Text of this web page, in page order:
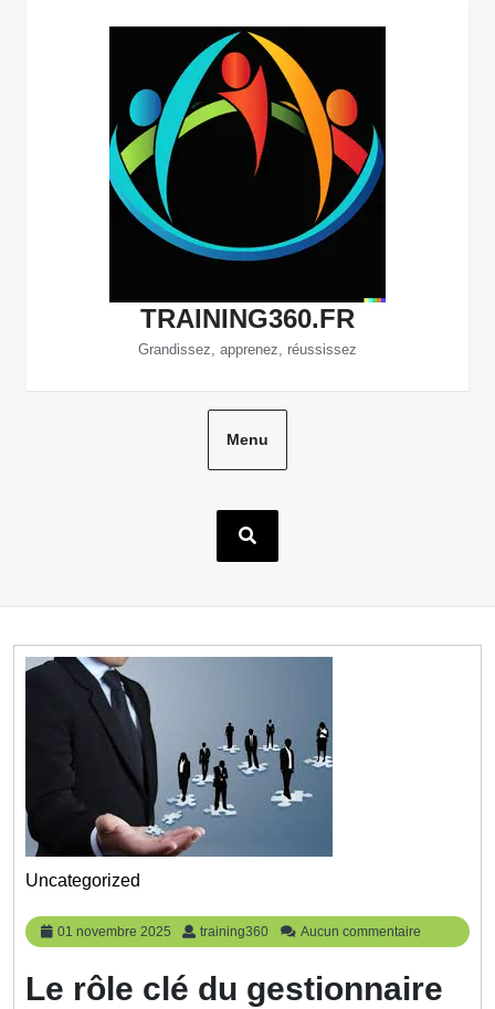
TRAINING360.FR
Grandissez, apprenez, réussissez
Menu
Uncategorized
01 novembre 2025
01
novembre
training360 training360
Aucun commentaire
Le rôle clé du gestionnaire